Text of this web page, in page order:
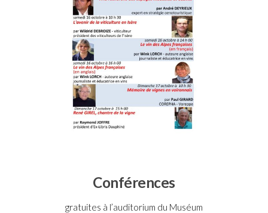
Conférences
gratuites à l’auditorium du Muséum